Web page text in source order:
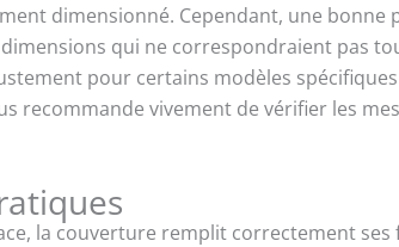
dimensionné. Cependant, une bonne
qui ne correspondraient pas
pour certains modèles
recommande vivement de vérifier les
la couverture remplit correctement ses